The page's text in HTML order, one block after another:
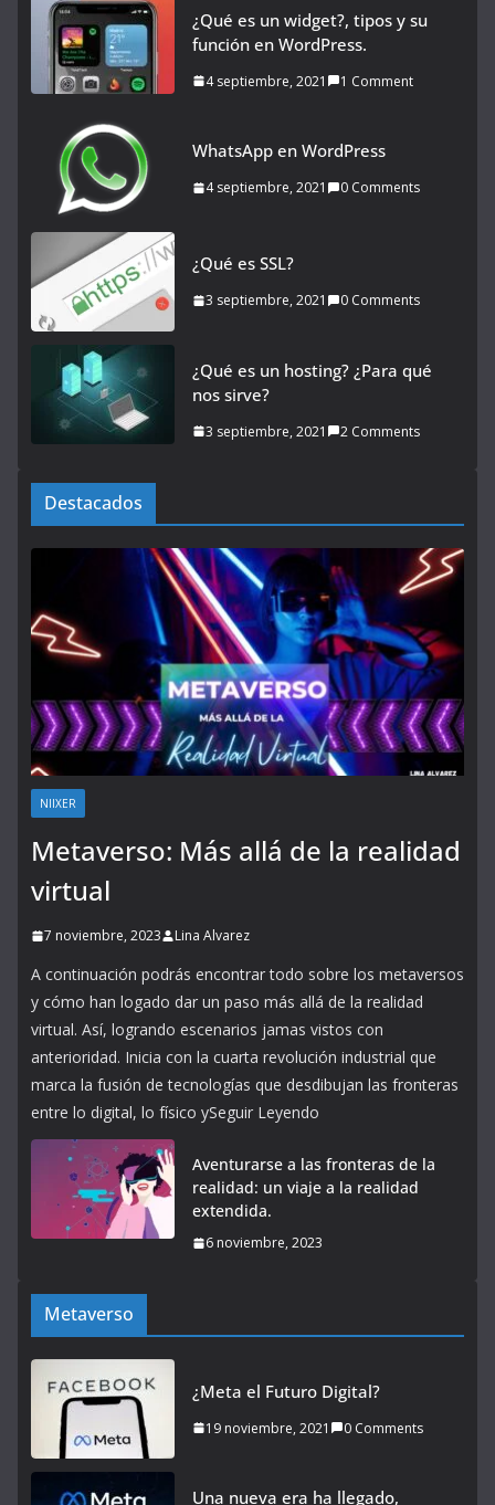
¿Qué es un widget?, tipos y su
función en WordPress.
4 septiembre, 2021 1 Comment
WhatsApp en WordPress
4 septiembre, 2021 0 Comments
¿Qué es SSL?
3 septiembre, 2021 0 Comments
¿Qué es un hosting? ¿Para qué
nos sirve?
3 septiembre, 2021 2 Comments
Destacados
NIIXER
Metaverso: Más allá de la realidad
virtual
7 noviembre, 2023 Lina Alvarez
A continuación podrás encontrar todo sobre los metaversos
y cómo han logado dar un paso más allá de la realidad
virtual. Así, logrando escenarios jamas vistos con
anterioridad. Inicia con la cuarta revolución industrial que
marca la fusión de tecnologías que desdibujan las fronteras
entre lo digital, lo físico ySeguir Leyendo
Aventurarse a las fronteras de la
realidad: un viaje a la realidad
extendida.
6 noviembre, 2023
Metaverso
¿Meta el Futuro Digital?
19 noviembre, 2021 0 Comments
Una nueva era ha llegado,